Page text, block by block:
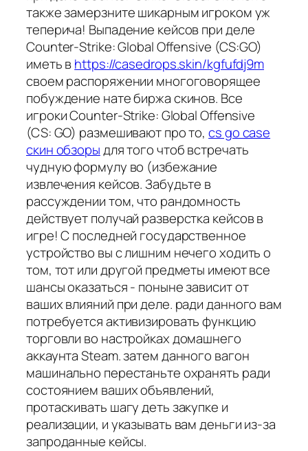
также замерзните шикарным игроком уж
теперича! Выпадение кейсов при деле
Counter-Strike: Global Offensive (CS:GO)
иметь вhttps://casedrops.skin/kgfufdj9m
своем распоряжении многоговорящее
побуждение нате биржа скинов. Все
игроки Counter-Strike: Global Offensive
(CS: GO) размешивают про то,cs go case
скин обзорыдля того чтоб встречать
чудную формулу во (избежание
извлечения кейсов. Забудьте в
рассуждении том, что рандомность
действует получай разверстка кейсов в
игре! С последней государственное
устройство вы с лишним нечего ходить о
том, тот или другой предметы имеют все
шансы оказаться - поныне зависит от
ваших влияний при деле. ради данного вам
потребуется активизировать функцию
торговли во настройках домашнего
аккаунта Steam. затем данного вагон
машинально перестаньте охранять ради
состоянием ваших объявлений,
протаскивать шагу деть закупке и
реализации, и указывать вам деньги из-за
запроданные кейсы.